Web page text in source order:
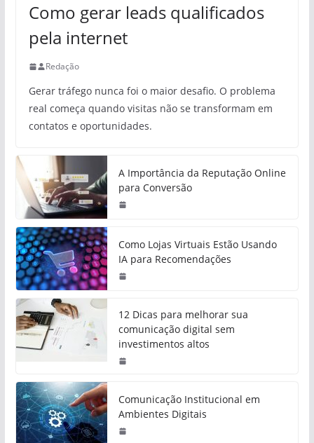
Como gerar leads qualificados
pela internet
Redação
Gerar tráfego nunca foi o maior desafio. O problema
real começa quando visitas não se transformam em
contatos e oportunidades.
A Importância da Reputação Online
para Conversão
Como Lojas Virtuais Estão Usando
IA para Recomendações
12 Dicas para melhorar sua
comunicação digital sem
investimentos altos
Comunicação Institucional em
Ambientes Digitais